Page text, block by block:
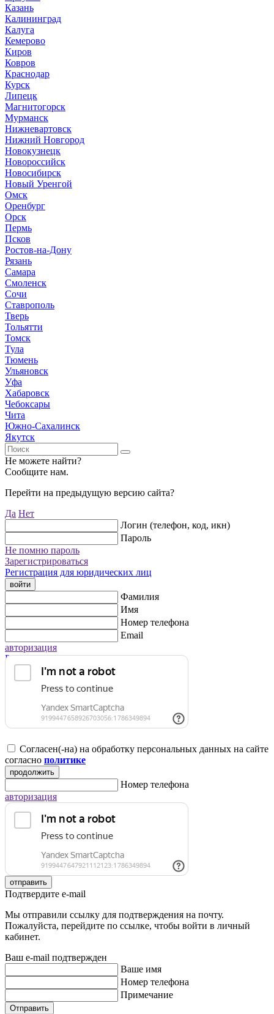
Казань
Калининград
Калуга
Кемерово
Киров
Ковров
Краснодар
Курск
Липецк
Магнитогорск
Мурманск
Нижневартовск
Нижний Новгород
Новокузнецк
Новороссийск
Новосибирск
Новый Уренгой
Омск
Оренбург
Орск
Пермь
Псков
Ростов-на-Дону
Рязань
Самара
Смоленск
Сочи
Ставрополь
Тверь
Тольятти
Томск
Тула
Тюмень
Ульяновск
Уфа
Хабаровск
Чебоксары
Чита
Южно-Сахалинск
Якутск
Не можете найти?
Сообщите нам.
Перейти на предыдущую версию сайта?
Да Нет
Логин (телефон, код, икн)
Пароль
Не помню пароль
Зарегистрироваться
Регистрация для юридических лиц
войти
Фамилия
Имя
Номер телефона
Email
авторизация
Регистрация для юридических лиц
Согласен(-на) на обработку персональных данных на сайте
согласно политике
продолжить
Номер телефона
авторизация
отправить
Подтвердите e-mail
Мы отправили ссылку для подтверждения на почту.
Пожалуйста, перейдите по ссылке, чтобы войти в личный
кабинет.
Ваш e-mail подтвержден
Ваше имя
Номер телефона
Примечание
Отправить